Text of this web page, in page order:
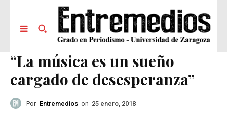
“La música es un sueño
cargado de desesperanza”
Por Entremedios on 25 enero, 2018